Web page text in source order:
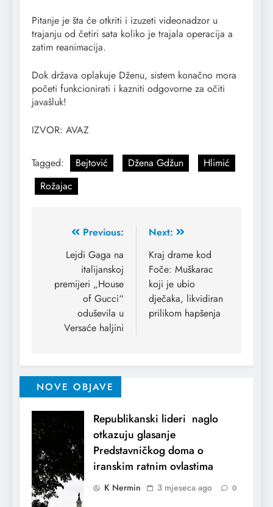
Pitanje je šta će otkriti i izuzeti videonadzor u
trajanju od četiri sata koliko je trajala operacija a
zatim reanimacija.
Dok država oplakuje Dženu, sistem konačno mora
početi funkcionirati i kazniti odgovorne za očiti
javašluk!
IZVOR: AVAZ
Tagged: Bejtović Džena Gdžun
Hlimić
Rožajac
Previous:
Lejdi Gaga na
italijanskoj
premijeri „House
of Gucci“
oduševila u
Versaće haljini
Next:
Kraj drame kod
Foče: Muškarac
koji je ubio
dječaka, likvidiran
prilikom hapšenja
NOVE OBJAVE
Republikanski lideri naglo
otkazuju glasanje
Predstavničkog doma o
iranskim ratnim ovlastima
K Nermin 3 mjeseca ago 0